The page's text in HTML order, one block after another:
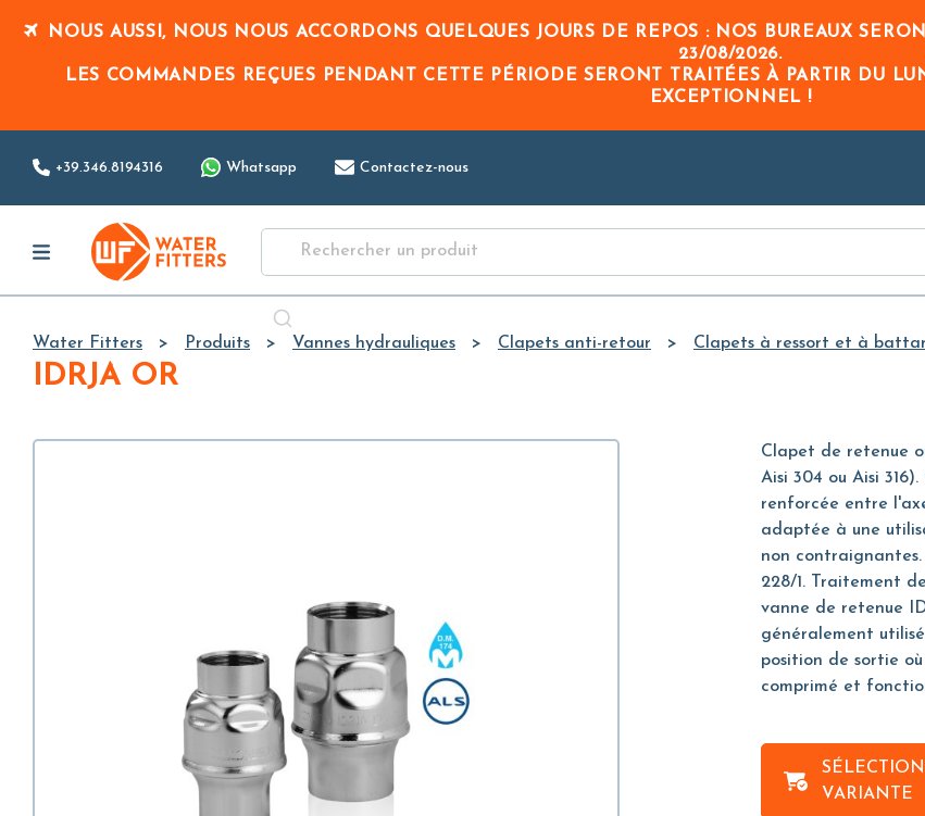
Main
Content
NOUS AUSSI, NOUS NOUS ACCORDONS QUELQUES JOURS DE REPOS : NOS BUREAUX
23/08/2026.
LES COMMANDES REÇUES PENDANT CETTE PÉRIODE SERONT TRAITÉES À PARTIR DU
EXCEPTIONNEL !
+39.346.8194316 Whatsapp Contactez-nous
Water Fitters Produits Vannes hydrauliques Clapets anti-retour Clapets à ressort et à
IDRJA OR
Clapet de retenue
Aisi 304 ou Aisi
renforcée entre
adaptée à une
non
228/1. Traitement
vanne de retenue
généralement
position de sortie
comprimé et
VARIANTE